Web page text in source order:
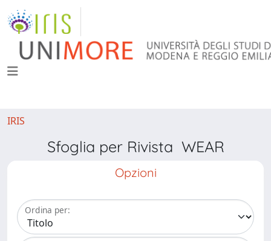
IRIS
Sfoglia per Rivista WEAR
Opzioni
Ordina per: